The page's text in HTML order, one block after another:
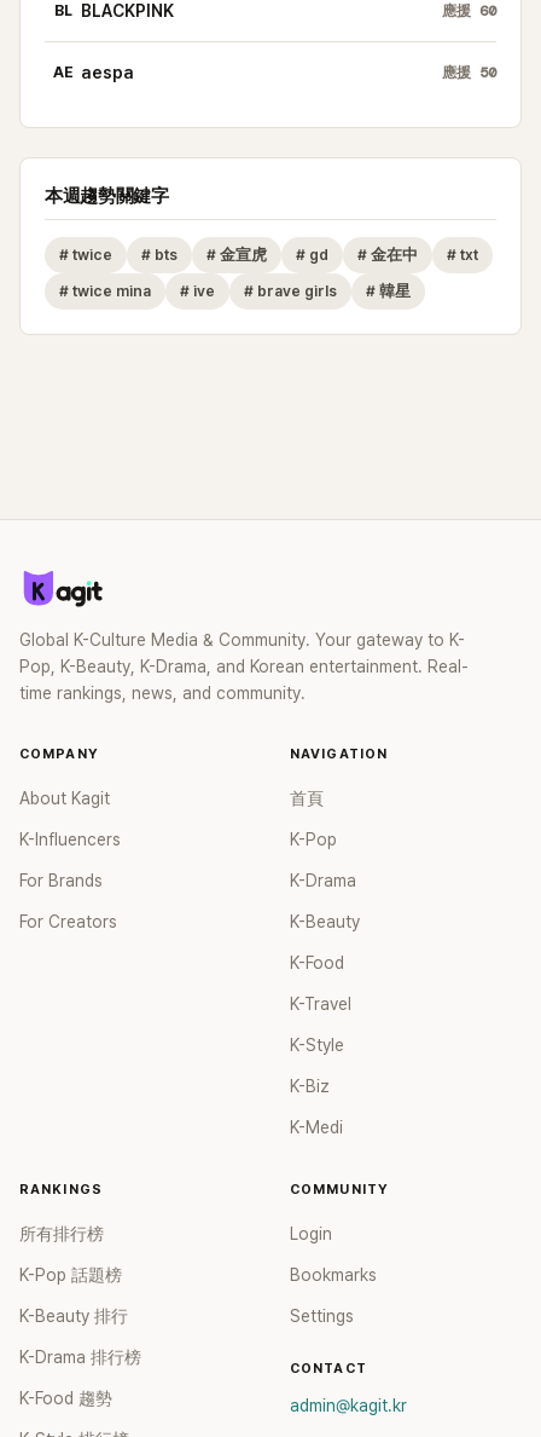
BL BLACKPINK 應援 60
AE aespa 應援 50
本週趨勢關鍵字
# twice # bts # 金宣虎 # gd # 金在中 # txt
# twice mina # ive # brave girls # 韓星
Global K-Culture Media & Community. Your gateway to K-
Pop, K-Beauty, K-Drama, and Korean entertainment. Real-
time rankings, news, and community.
COMPANY
About Kagit
K-Influencers
For Brands
For Creators
NAVIGATION
首頁
K-Pop
K-Drama
K-Beauty
K-Food
K-Travel
K-Style
K-Biz
K-Medi
RANKINGS
所有排行榜
K-Pop 話題榜
K-Beauty 排行
K-Drama 排行榜
K-Food 趨勢
COMMUNITY
Login
Bookmarks
Settings
CONTACT
admin@kagit.kr